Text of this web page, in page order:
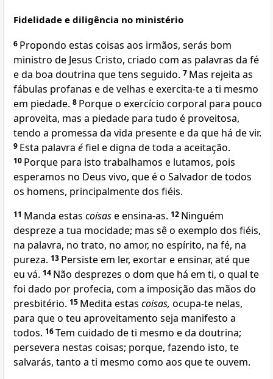
Fidelidade e diligência no ministério
6 Propondo estas coisas aos irmãos, serás bom
ministro de Jesus Cristo, criado com as palavras da fé
e da boa doutrina que tens seguido. 7 Mas rejeita as
fábulas profanas e de velhas e exercita-te a ti mesmo
em piedade. 8 Porque o exercício corporal para pouco
aproveita, mas a piedade para tudo é proveitosa,
tendo a promessa da vida presente e da que há de vir.
9 Esta palavra éfiel e digna de toda a aceitação.
10 Porque para isto trabalhamos e lutamos, pois
esperamos no Deus vivo, que é o Salvador de todos
os homens, principalmente dos fiéis.
11 Manda estas coisase ensina-as. 12 Ninguém
despreze a tua mocidade; mas sê o exemplo dos fiéis,
na palavra, no trato, no amor, no espírito, na fé, na
pureza. 13 Persiste em ler, exortar e ensinar, até que
eu vá. 14 Não desprezes o dom que há em ti, o qual te
foi dado por profecia, com a imposição das mãos do
presbitério. 15 Medita estas coisas, ocupa-te nelas,
para que o teu aproveitamento seja manifesto a
todos. 16Tem cuidado de ti mesmo e da doutrina;
persevera nestas coisas; porque, fazendo isto, te
salvarás, tanto a ti mesmo como aos que te ouvem.